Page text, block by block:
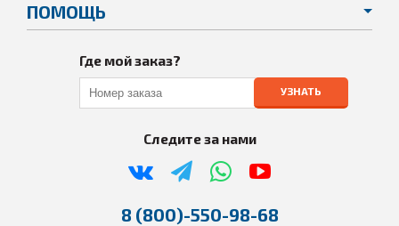
ПОМОЩЬ
Где мой заказ?
УЗНАТЬ
Следите за нами
8 (800)-550-98-68